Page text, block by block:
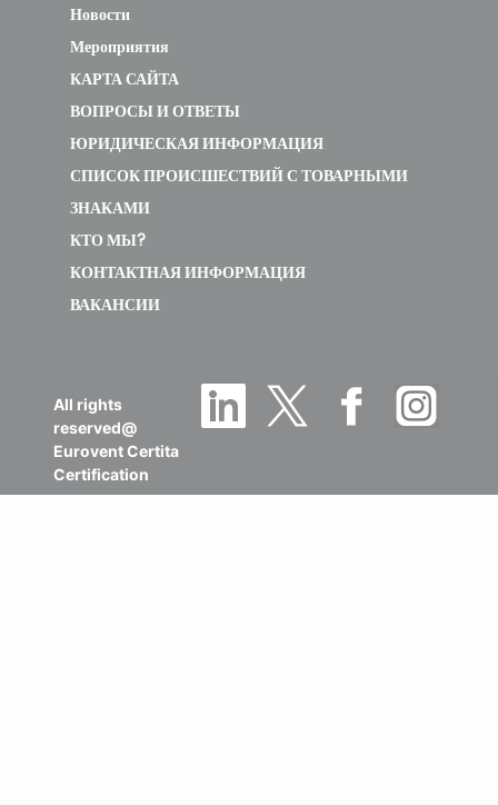
Новости
Мероприятия
КАРТА САЙТА
ВОПРОСЫ И ОТВЕТЫ
ЮРИДИЧЕСКАЯ ИНФОРМАЦИЯ
СПИСОК ПРОИСШЕСТВИЙ С ТОВАРНЫМИ
ЗНАКАМИ
КТО МЫ?
КОНТАКТНАЯ ИНФОРМАЦИЯ
ВАКАНСИИ
All rights
reserved@
Eurovent Certita
Certification